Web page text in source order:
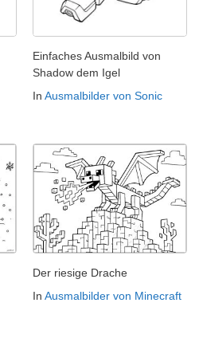
Einfaches Ausmalbild von
Shadow dem Igel
In Ausmalbilder von Sonic
Der riesige Drache
In Ausmalbilder von Minecraft